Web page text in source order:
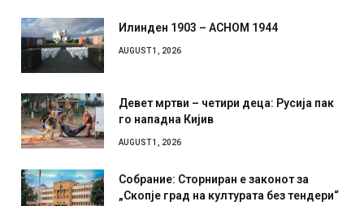
Илинден 1903 – АСНОМ 1944
AUGUST 1, 2026
Девет мртви – четири деца: Русија пак
го нападна Кијив
AUGUST 1, 2026
Собрание: Сторниран е законот за
„Скопје град на културата без тендери“